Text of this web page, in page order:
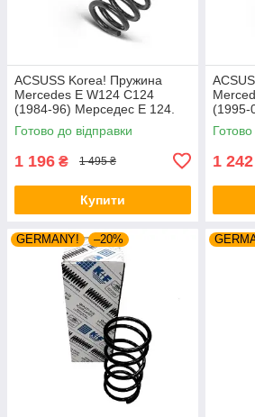
ACSUSS Korea! Пружина
Mercedes E W124 C124
(1984-96) Мерседес Е 124.
Задня. 4256803 , RD5084 ,
996072. Аксусс Корея
Готово до відправки
1 196 ₴ 1 495 ₴
Купити
(1995-
1 242
GERMANY! –20%